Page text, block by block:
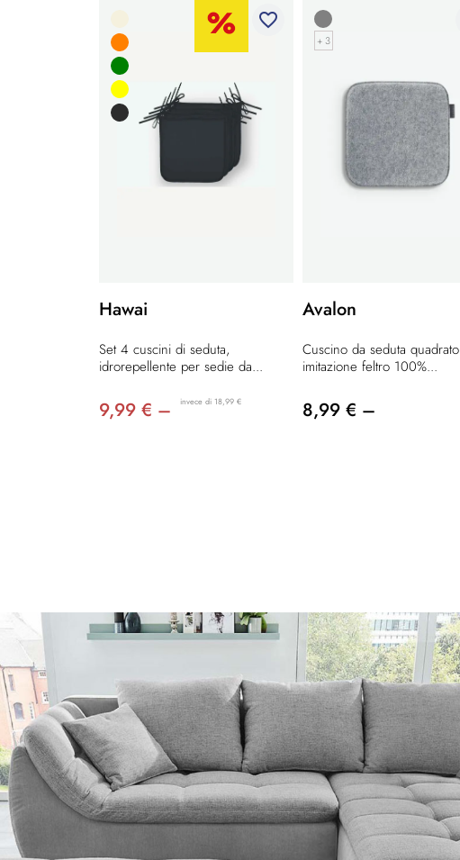
favorite_border
Hawai
Set 4 cuscini di seduta,
idrorepellente per sedie da...
9,99 € – invece di 18,99 €
+ 3
Avalon
Cuscino da seduta quadrato
imitazione feltro 100%...
8,99 € –